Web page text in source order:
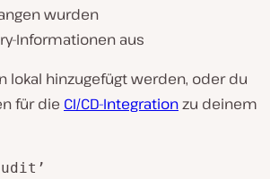
wurden
Informationen aus
lokal hinzugefügt werden, oder du
für die CI/CD-Integrationzu deinem